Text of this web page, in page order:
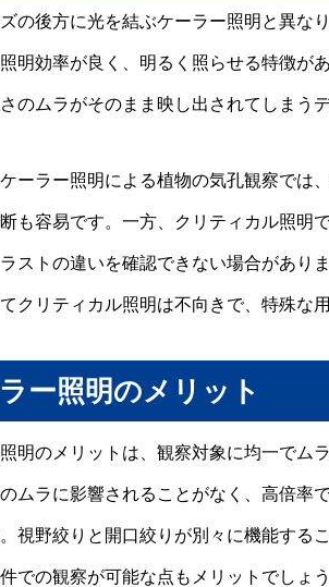
の後方に光を結ぶケーラー照明と異な
明効率が良く、明るく照らせる特徴が
のムラがそのまま映し出されてしまう
ーラー照明による植物の気孔観察では
も容易です。一方、クリティカル照明
ストの違いを確認できない場合があり
クリティカル照明は不向きで、特殊な
ー照明のメリット
明のメリットは、観察対象に均一でム
ムラに影響されることがなく、高倍率
視野絞りと開口絞りが別々に機能する
での観察が可能な点もメリットでしょう